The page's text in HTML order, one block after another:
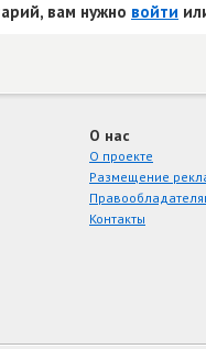
вам нужно войти
О нас
О проекте
Размещение
Контакты